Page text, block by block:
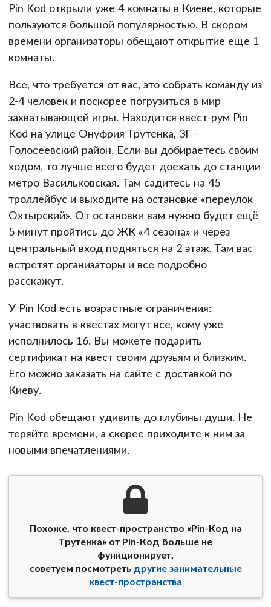
Pin Kod открыли уже 4 комнаты в Киеве, которые
пользуются большой популярностью. В скором
времени организаторы обещают открытие еще 1
комнаты.
Все, что требуется от вас, это собрать команду из
2-4 человек и поскорее погрузиться в мир
захватывающей игры. Находится квест-рум Pin
Kod на улице Онуфрия Трутенка, 3Г -
Голосеевский район. Если вы добираетесь своим
ходом, то лучше всего будет доехать до станции
метро Васильковская. Там садитесь на 45
троллейбус и выходите на остановке «переулок
Охтырский». От остановки вам нужно будет ещё
5 минут пройтись до ЖК «4 сезона» и через
центральный вход подняться на 2 этаж. Там вас
встретят организаторы и все подробно
расскажут.
У Pin Kod есть возрастные ограничения:
участвовать в квестах могут все, кому уже
исполнилось 16. Вы можете подарить
сертификат на квест своим друзьям и близким.
Его можно заказать на сайте с доставкой по
Киеву.
Pin Kod обещают удивить до глубины души. Не
теряйте времени, а скорее приходите к ним за
новыми впечатлениями.
Похоже, что квест-пространство «Pin-Код на
Трутенка» от Pin-Код больше не
функционирует,
советуем посмотреть другие занимательные
квест-пространства